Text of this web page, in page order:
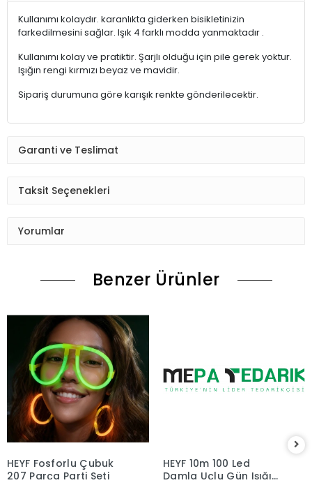
Kullanımı kolaydır. karanlıkta giderken bisikletinizin
farkedilmesini sağlar. Işık 4 farklı modda yanmaktadır .
Kullanımı kolay ve pratiktir. Şarjlı olduğu için pile gerek yoktur.
Işığın rengi kırmızı beyaz ve mavidir.
Sipariş durumuna göre karışık renkte gönderilecektir.
Garanti ve Teslimat
Taksit Seçenekleri
Yorumlar
Benzer Ürünler
HEYF Fosforlu Çubuk
207 Parça Parti Seti
HEYF 10m 100 Led
Damla Uçlu Gün Işığı